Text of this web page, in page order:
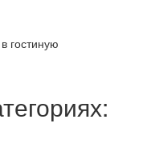
гостиную